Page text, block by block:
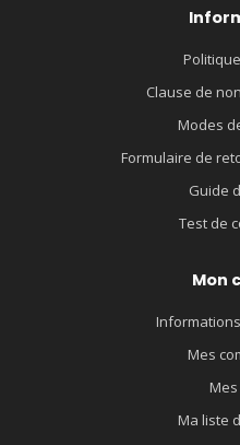
Clause de
Modes
Formulaire de
Guide
Test de
Mon
Mes
Ma liste